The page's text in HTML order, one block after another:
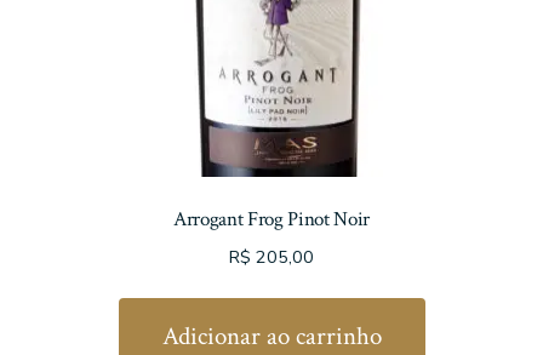
Arrogant Frog Pinot Noir
R$ 205,00
Adicionar ao carrinho